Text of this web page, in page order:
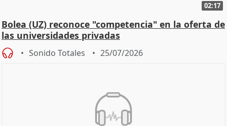
02:17
Bolea (UZ) reconoce "competencia" en la oferta de
las universidades privadas
Sonido Totales 25/07/2026